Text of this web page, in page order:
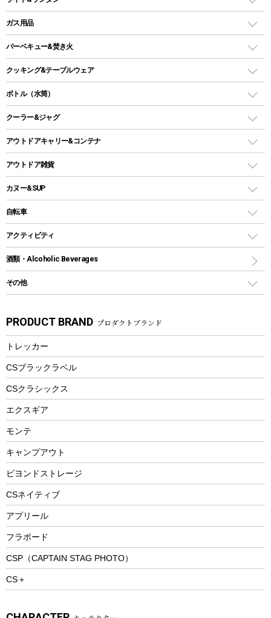
ロッジ型・オリジナルテント
タープ
スクエアタープ（レクタタープ）
メッシュタープ
自立式タープ
パラソル
テントアクセサリー
ペグ
グランドシート
ガイドロープ
ツール
レジャーシート
LEDランタン
ガスランタン
オイルランタン
LEDライト
ヘッドライト
キャンドル
ガス用品
ガスバーナー
ガス缶
ガストーチ、ライター
バーベキュー&焚き火
バーベキューコンロ、グリル
焚き火台タイプ（ロースタイル）グリル
卓上タイプグリル
パーティータイプグリル
鉄板、アミ
焚き火台&ストーブ
火起こし
バーベキューツール
クッキング&テーブルウェア
ダッチオーブン
ホットサンドメーカー
クッカーセット
シェラカップ
クッキングツール
ナイフ
カトラリー
マグカップ、カップ
ステンレスボトル
フードボトル
トレー
ランチョンマット
ランチボックス
ボトル（水筒）
ステンレスボトル
コップ付きタイプ
ワンタッチタイプ
プラスチックボトル
ディズニーボトル
クーラー&ジャグ
クーラーボックス
クーラーバッグ
ウォータージャグ
保冷剤
アウトドアキャリー&コンテナ
アウトドアキャリー
アウトドア雑貨
バックパック&バッグ
リュック、バックパック
トートバッグ、サコッシュ
ショッピングキャリー
その他アウトドア雑貨
スプレー関係
ツール、他
カヌー&SUP
インフレータブル
カヤック
パドル
ヘルメット
エアーポンプ
アクセサリー
自転車
折りたたみ自転車
スポーツサイクル
シティサイクル
自転車ウェア
アクティビティ
マリン
ラッシュガード
パラソル
フローティングベスト
エアーポンプ
ビーチテント
ウィンター
スノーシュー
防寒ウェア
トレッキング
トレッキングステッキ
トレッキングアクセサリー
プレイグッズ
ウェルネス
ウェア、タオル
酒類・Alcoholic Beverages
その他
湯たんぽ
防災用品
PRODUCT BRAND プロダクトブランド
トレッカー
CSブラックラベル
CSクラシックス
エクスギア
モンテ
キャンプアウト
ビヨンドストレージ
CSネイティブ
アプリール
フラボード
CSP（CAPTAIN STAG PHOTO）
CS＋